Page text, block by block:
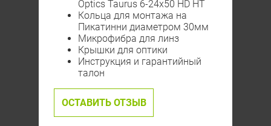
Optics Taurus 6-24x50 HD HT
Кольца для монтажа на
Пикатинни диаметром 30мм
Микрофибра для линз
Крышки для оптики
Инструкция и гарантийный
талон
ОСТАВИТЬ ОТЗЫВ